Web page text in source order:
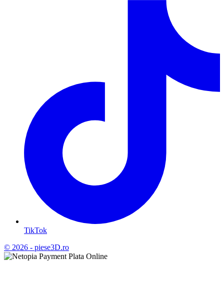
TikTok
© 2026 - piese3D.ro